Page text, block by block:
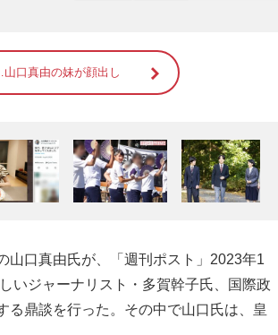
口真由の妹が顔出し
口真由氏が、「週刊ポスト」2023年1
いジャーナリスト・多賀幹子氏、国際政
る鼎談を行った。その中で山口氏は、皇